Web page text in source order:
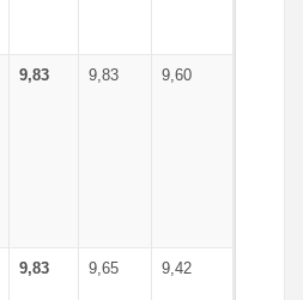
9,83 9,83 9,60
9,83 9,65 9,42